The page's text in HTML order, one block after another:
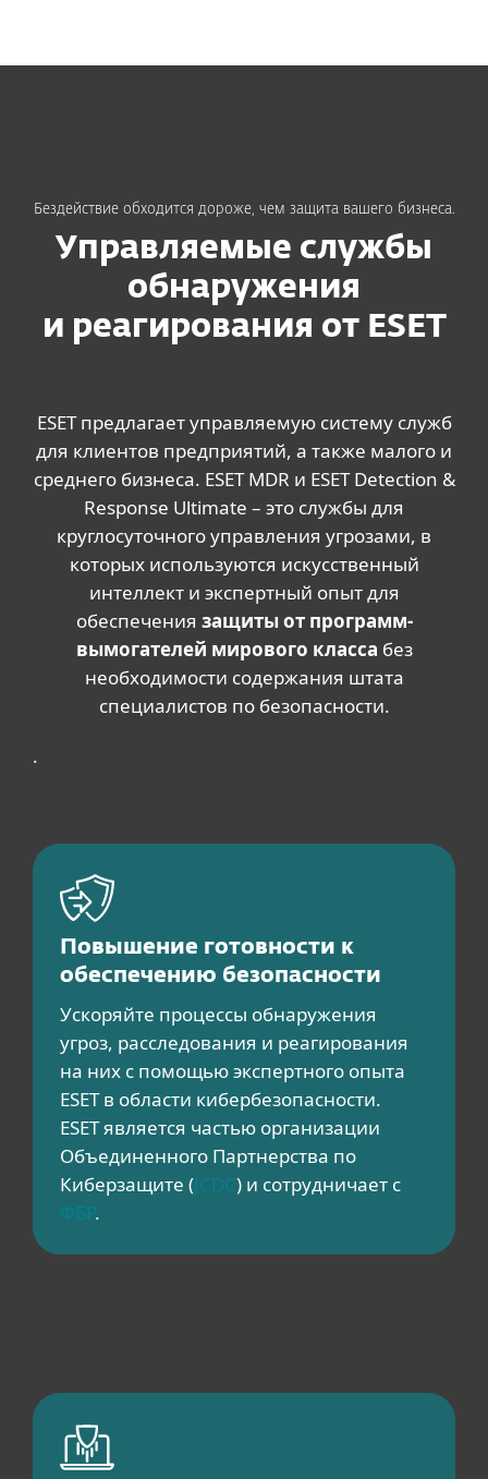
Бездействие обходится дороже, чем защита вашего бизнеса.
Управляемые службы
обнаружения
и реагирования от ESET
ESET предлагает управляемую систему служб
для клиентов предприятий, а также малого и
среднего бизнеса. ESET MDR и ESET Detection &
Response Ultimate – это службы для
круглосуточного управления угрозами, в
которых используются искусственный
интеллект и экспертный опыт для
обеспечения защиты от программ-
вымогателей мирового класса без
необходимости содержания штата
специалистов по безопасности.
.
Повышение готовности к
обеспечению безопасности
Ускоряйте процессы обнаружения
угроз, расследования и реагирования
на них с помощью экспертного опыта
ESET в области кибербезопасности.
ESET является частью организации
Объединенного Партнерства по
Киберзащите (JCDC) и сотрудничает с
ФБР.